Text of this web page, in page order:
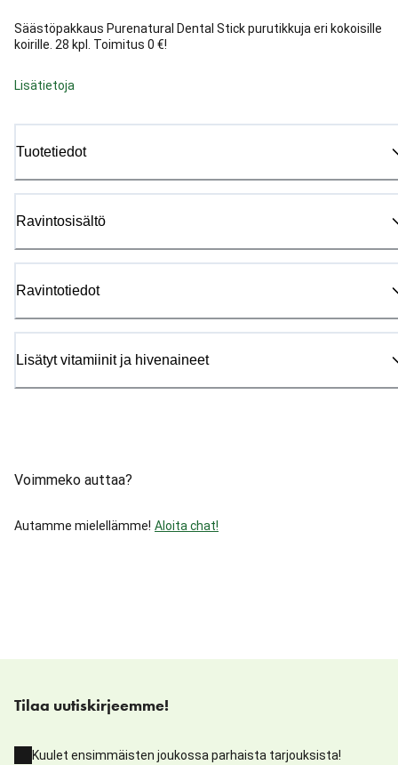
Säästöpakkaus Purenatural Dental Stick purutikkuja eri kokoisille
koirille. 28 kpl. Toimitus 0 €!
Lisätietoja
Tuotetiedot
Ravintosisältö
Ravintotiedot
Lisätyt vitamiinit ja hivenaineet
Voimmeko auttaa?
Autamme mielellämme! Aloita chat!
Tilaa uutiskirjeemme!
Kuulet ensimmäisten joukossa parhaista tarjouksista!